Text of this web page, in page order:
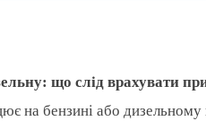
що слід врахувати
на бензині або дизельному